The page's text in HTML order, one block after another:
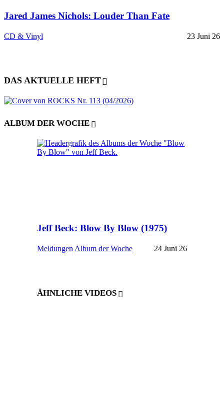
Jared James Nichols: Louder Than Fate
CD & Vinyl 23 Juni 26
DAS AKTUELLE HEFT
ALBUM DER WOCHE
Jeff Beck: Blow By Blow (1975)
Meldungen Album der Woche 24 Juni 26
ÄHNLICHE VIDEOS